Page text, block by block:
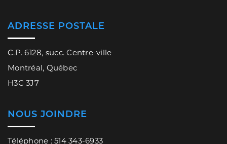
ADRESSE POSTALE
C.P. 6128, succ. Centre-ville
Montréal, Québec
H3C 3J7
NOUS JOINDRE
Téléphone : 514 343-6933